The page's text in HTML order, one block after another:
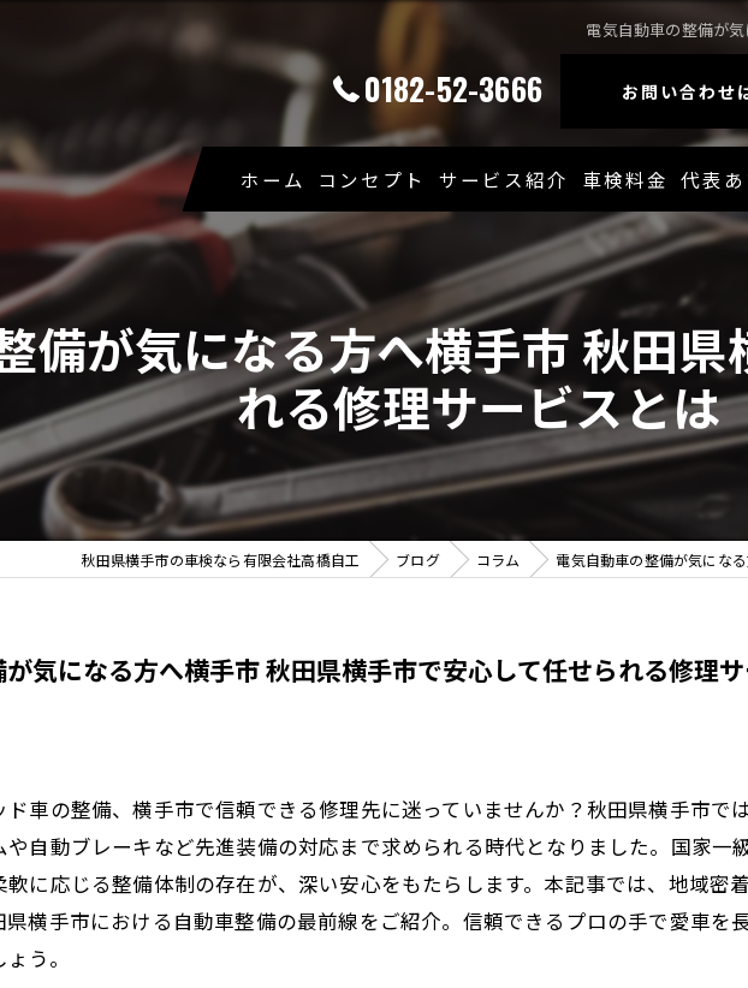
電気自動車の整備が
0182-52-3666 お問い合わせ
ホーム コンセプト サービス紹介 車検料金 代表
備が気になる方へ横手市 秋田
れる修理サービスとは
秋田県横手市の車検なら有限会社高橋自工 ブログ コラム 電気自動車の整備が気にな
気になる方へ横手市 秋田県横手市で安心して任せられる修理
車の整備、横手市で信頼できる修理先に迷っていませんか？秋田県横手市で
や自動ブレーキなど先進装備の対応まで求められる時代となりました。国家
に応じる整備体制の存在が、深い安心をもたらします。本記事では、地域密
横手市における自動車整備の最前線をご紹介。信頼できるプロの手で愛車を
う。